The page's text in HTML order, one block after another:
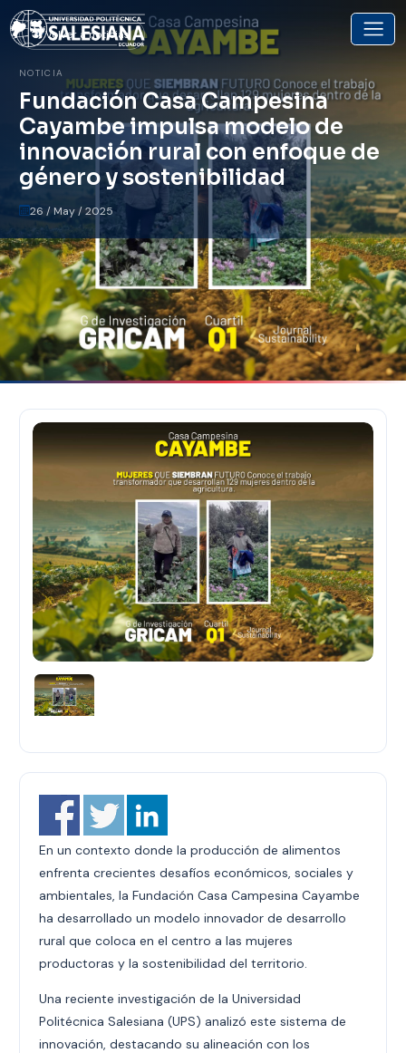
Volver a noticias
NOTICIA
Fundación Casa Campesina
Cayambe impulsa modelo de
innovación rural con enfoque de
género y sostenibilidad
26 / May / 2025
En un contexto donde la producción de alimentos
enfrenta crecientes desafíos económicos, sociales y
ambientales, la Fundación Casa Campesina Cayambe
ha desarrollado un modelo innovador de desarrollo
rural que coloca en el centro a las mujeres
productoras y la sostenibilidad del territorio.
Una reciente investigación de la Universidad
Politécnica Salesiana (UPS) analizó este sistema de
innovación, destacando su alineación con los